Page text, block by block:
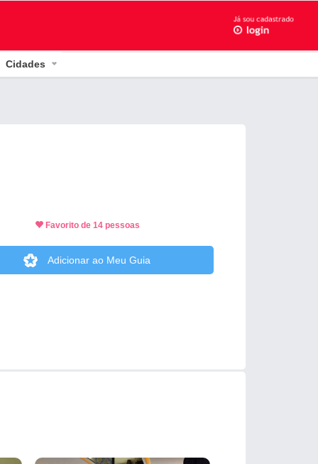
Cidades
Favorito de 14 pessoas
Adicionar ao Meu Guia